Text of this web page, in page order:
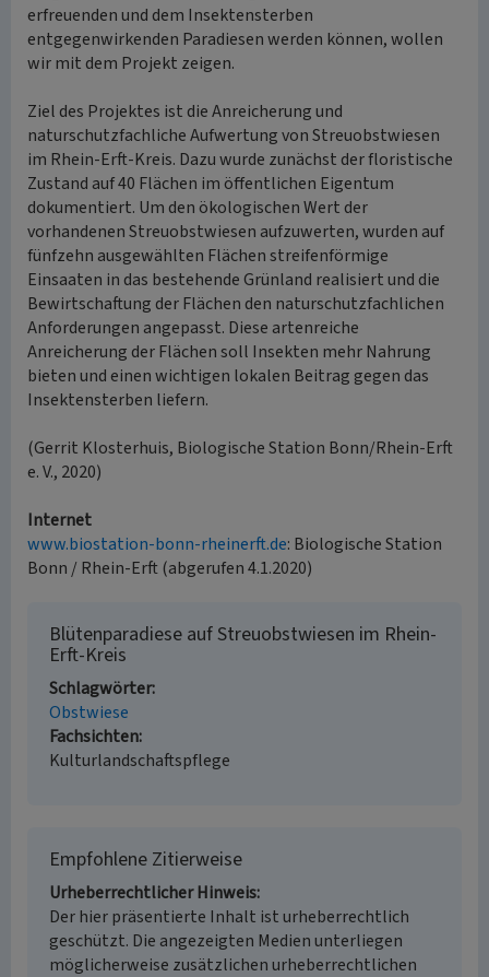
erfreuenden und dem Insektensterben
entgegenwirkenden Paradiesen werden können, wollen
wir mit dem Projekt zeigen.
Ziel des Projektes ist die Anreicherung und
naturschutzfachliche Aufwertung von Streuobstwiesen
im Rhein-Erft-Kreis. Dazu wurde zunächst der floristische
Zustand auf 40 Flächen im öffentlichen Eigentum
dokumentiert. Um den ökologischen Wert der
vorhandenen Streuobstwiesen aufzuwerten, wurden auf
fünfzehn ausgewählten Flächen streifenförmige
Einsaaten in das bestehende Grünland realisiert und die
Bewirtschaftung der Flächen den naturschutzfachlichen
Anforderungen angepasst. Diese artenreiche
Anreicherung der Flächen soll Insekten mehr Nahrung
bieten und einen wichtigen lokalen Beitrag gegen das
Insektensterben liefern.
(Gerrit Klosterhuis, Biologische Station Bonn/Rhein-Erft
e. V., 2020)
Internet
www.biostation-bonn-rheinerft.de: Biologische Station
Bonn / Rhein-Erft (abgerufen 4.1.2020)
Blütenparadiese auf Streuobstwiesen im Rhein-
Erft-Kreis
Schlagwörter
Obstwiese
Fachsichten
Kulturlandschaftspflege
Empfohlene Zitierweise
Urheberrechtlicher Hinweis
Der hier präsentierte Inhalt ist urheberrechtlich
geschützt. Die angezeigten Medien unterliegen
möglicherweise zusätzlichen urheberrechtlichen